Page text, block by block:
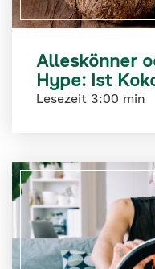
Alleskönner
Hype: Ist
Lesezeit 3:00 min